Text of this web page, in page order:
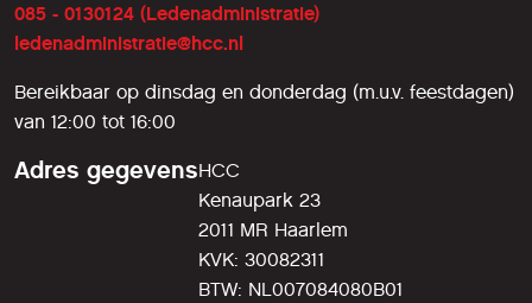
085 - 0130124 (Ledenadministratie)
ledenadministratie@hcc.nl
Bereikbaar op dinsdag en donderdag (m.u.v. feestdagen)
van 12:00 tot 16:00
Adres gegevensHCC
Kenaupark 23
2011 MR Haarlem
KVK: 30082311
BTW: NL007084080B01